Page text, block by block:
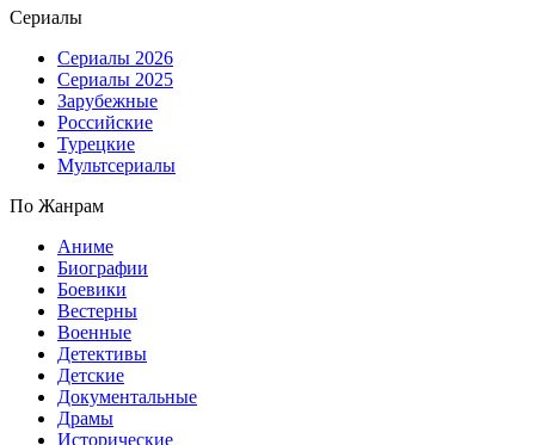
Сериалы
Сериалы 2026
Сериалы 2025
Зарубежные
Российские
Турецкие
Мультсериалы
По Жанрам
Аниме
Биографии
Боевики
Вестерны
Военные
Детективы
Детские
Документальные
Драмы
Исторические